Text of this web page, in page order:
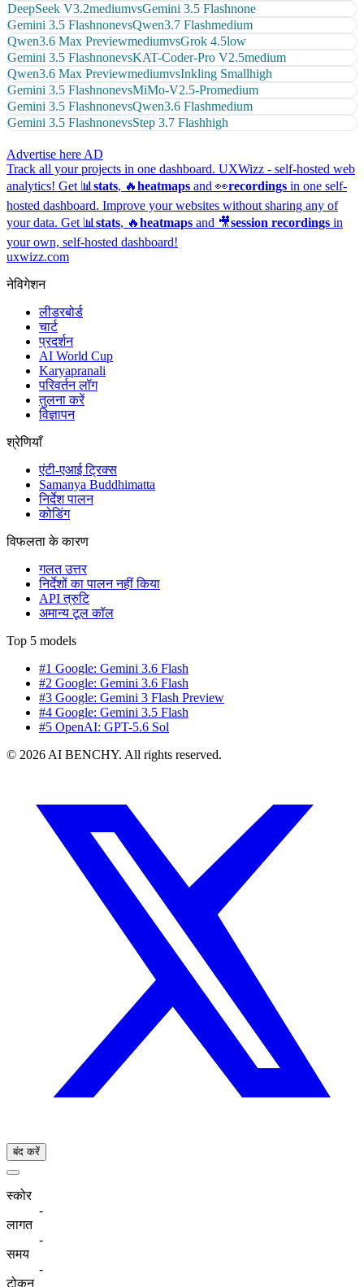
DeepSeek V3.2mediumvsGemini 3.5 Flashnone
Gemini 3.5 FlashnonevsQwen3.7 Flashmedium
Qwen3.6 Max PreviewmediumvsGrok 4.5low
Gemini 3.5 FlashnonevsKAT-Coder-Pro V2.5medium
Qwen3.6 Max PreviewmediumvsInkling Smallhigh
Gemini 3.5 FlashnonevsMiMo-V2.5-Promedium
Gemini 3.5 FlashnonevsQwen3.6 Flashmedium
Gemini 3.5 FlashnonevsStep 3.7 Flashhigh
Advertise here AD
Track all your projects in one dashboard. UXWizz - self-hosted web
analytics! Get 📊 stats, 🔥heatmaps and 👀recordings in one self-
hosted dashboard. Improve your websites without sharing any of
your data. Get 📊 stats, 🔥heatmaps and 🎥session recordings in
your own, self-hosted dashboard!
uxwizz.com
नेविगेशन
लीडरबोर्ड
चार्ट
प्रदर्शन
AI World Cup
Karyapranali
परिवर्तन लॉग
तुलना करें
विज्ञापन
श्रेणियाँ
एंटी-एआई ट्रिक्स
Samanya Buddhimatta
निर्देश पालन
कोडिंग
विफलता के कारण
गलत उत्तर
निर्देशों का पालन नहीं किया
API त्रुटि
अमान्य टूल कॉल
Top 5 models
#1 Google: Gemini 3.6 Flash
#2 Google: Gemini 3.6 Flash
#3 Google: Gemini 3 Flash Preview
#4 Google: Gemini 3.5 Flash
#5 OpenAI: GPT-5.6 Sol
© 2026 AI BENCHY. All rights reserved.
बंद करें
स्कोर
-
लागत
-
समय
-
टोकन